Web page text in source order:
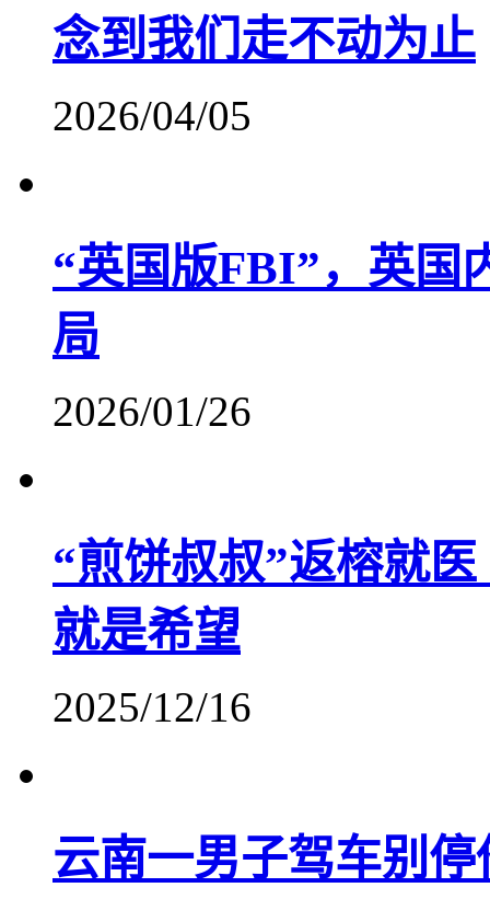
念到我们走不动为止
2026/04/05
“英国版FBI”，英国
局
2026/01/26
“煎饼叔叔”返榕就
就是希望
2025/12/16
云南一男子驾车别